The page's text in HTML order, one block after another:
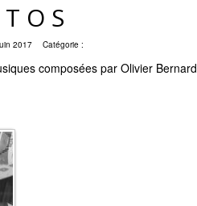
2017 Catégorie :
composées par Olivier Bernard